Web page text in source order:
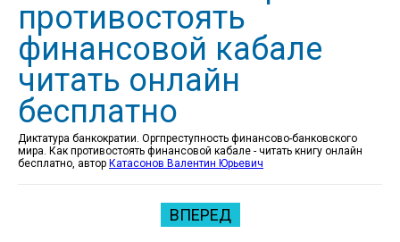
противостоять
финансовой кабале
читать онлайн
бесплатно
Диктатура банкократии. Оргпреступность финансово-банковского
мира. Как противостоять финансовой кабале - читать книгу онлайн
бесплатно, автор Катасонов Валентин Юрьевич
ВПЕРЕД